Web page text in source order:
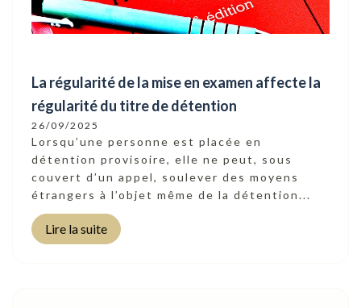
La régularité de la mise en examen affecte la
régularité du titre de détention
26/09/2025
Lorsqu’une personne est placée en
détention provisoire, elle ne peut, sous
couvert d’un appel, soulever des moyens
étrangers à l’objet même de la détention...
Lire la suite